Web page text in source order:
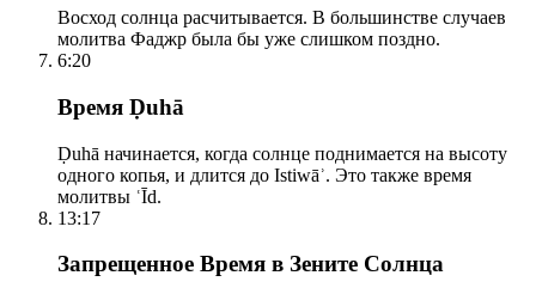
Восход солнца расчитывается. В большинстве случаев
молитва Фаджр была бы уже слишком поздно.
6:20
Время Ḍuhā
Ḍuhā начинается, когда солнце поднимается на высоту
одного копья, и длится до Istiwāʾ. Это также время
молитвы ʿĪd.
13:17
Запрещенное Время в Зените Солнца